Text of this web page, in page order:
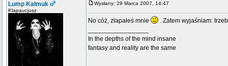
Lump Kałmuk
Klapaucjusz
Wysłany: 29 Marca 2007, 14:47
No cóż, złapałeś mnie
. Zatem wyjaśniam:
In the depths of the mind insane
fantasy and reality are the same